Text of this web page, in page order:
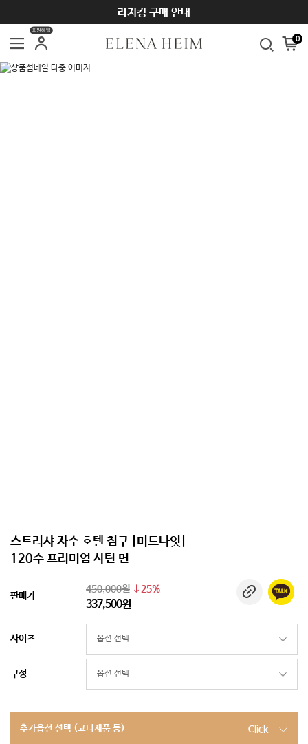
라지킹 구매 안내
회원혜택
0
스트리샤 자수 호텔 침구 |미드나잇|
120수 프리미엄 사틴 면
판매가
450,000원 25%
337,500원
사이즈
구성
추가옵션 선택 (코디제품 등) Click